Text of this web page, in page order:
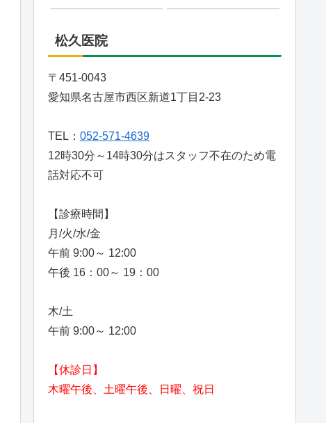
松久医院
〒451-0043
愛知県名古屋市西区新道1丁目2-23
TEL： 052-571-4639
12時30分～14時30分はスタッフ不在のため電
話対応不可
【診療時間】
月/火/水/金
午前 9:00～ 12:00
午後 16：00～ 19：00
木/土
午前 9:00～ 12:00
【休診日】
木曜午後、土曜午後、日曜、祝日